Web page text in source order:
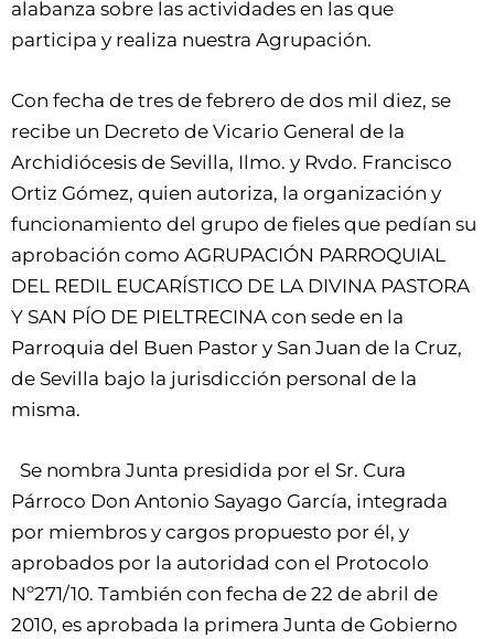
alabanza sobre las actividades en las que
participa y realiza nuestra Agrupación.
Con fecha de tres de febrero de dos mil diez, se
recibe un Decreto de Vicario General de la
Archidiócesis de Sevilla, Ilmo. y Rvdo. Francisco
Ortiz Gómez, quien autoriza, la organización y
funcionamiento del grupo de fieles que pedían su
aprobación como AGRUPACIÓN PARROQUIAL
DEL REDIL EUCARÍSTICO DE LA DIVINA PASTORA
Y SAN PÍO DE PIELTRECINA con sede en la
Parroquia del Buen Pastor y San Juan de la Cruz,
de Sevilla bajo la jurisdicción personal de la
misma.
Se nombra Junta presidida por el Sr. Cura
Párroco Don Antonio Sayago García, integrada
por miembros y cargos propuesto por él, y
aprobados por la autoridad con el Protocolo
Nº271/10. También con fecha de 22 de abril de
2010, es aprobada la primera Junta de Gobierno